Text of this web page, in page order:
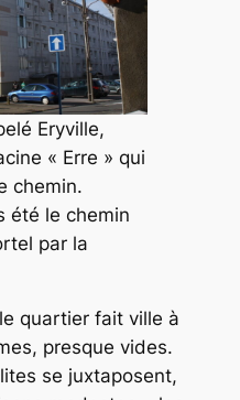
Eryville,
« Erre » qui
chemin.
été le chemin
par la
quartier fait ville à
presque vides.
se juxtaposent,